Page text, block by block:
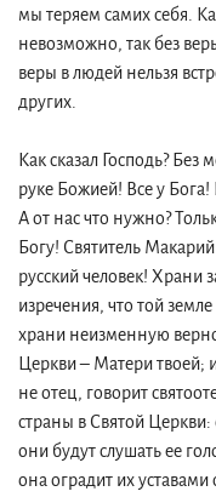
мы теряем самих себя.
невозможно, так без
веры в людей нельзя
других.
Как сказал Господь?
руке Божией! Все у Бога!
А от нас что нужно?
Богу! Святитель
русский человек! Храни
изречения, что той
храни неизменную
Церкви – Матери
не отец, говорит
страны в Святой
они будут слушать ее
она оградит их уставами